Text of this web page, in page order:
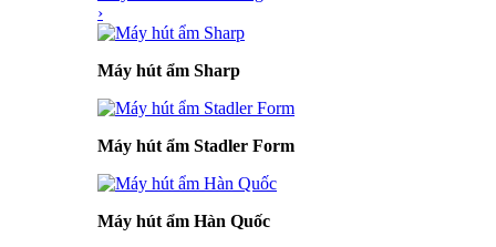
›
Máy hút ẩm Sharp
Máy hút ẩm Stadler Form
Máy hút ẩm Hàn Quốc